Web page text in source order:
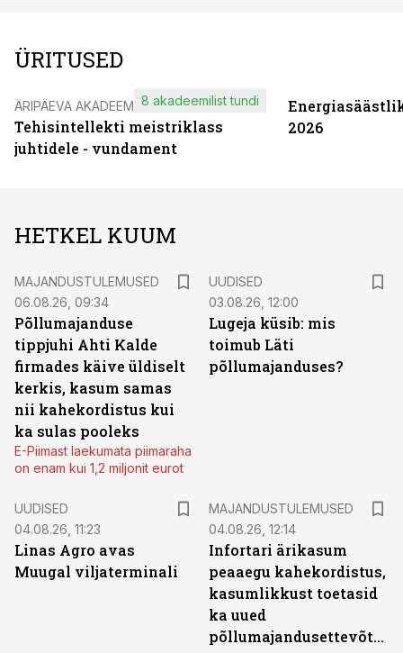
ÜRITUSED
ÄRIPÄEVA AKADEEMIA
Tehisintellekti meistriklass
juhtidele - vundament
8 akadeemilist tundi
2026
HETKEL KUUM
MAJANDUSTULEMUSED
06.08.26, 09:34
Põllumajanduse
tippjuhi Ahti Kalde
firmades käive üldiselt
kerkis, kasum samas
nii kahekordistus kui
ka sulas pooleks
E-Piimast laekumata piimaraha
on enam kui 1,2 miljonit eurot
UUDISED
03.08.26, 12:00
Lugeja küsib: mis
toimub Läti
põllumajanduses?
UUDISED
04.08.26, 11:23
Linas Agro avas
Muugal viljaterminali
MAJANDUSTULEMUSED
04.08.26, 12:14
Infortari ärikasum
peaaegu kahekordistus,
kasumlikkust toetasid
ka uued
põllumajandusettevõtted